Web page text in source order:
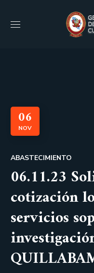
06
NOV
ABASTECIMIENTO
06.11.23
cotización
servicios